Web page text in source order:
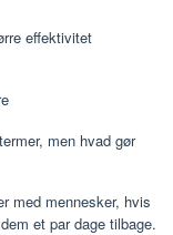
effektivitet
men hvad gør
med mennesker, hvis
et par dage tilbage.